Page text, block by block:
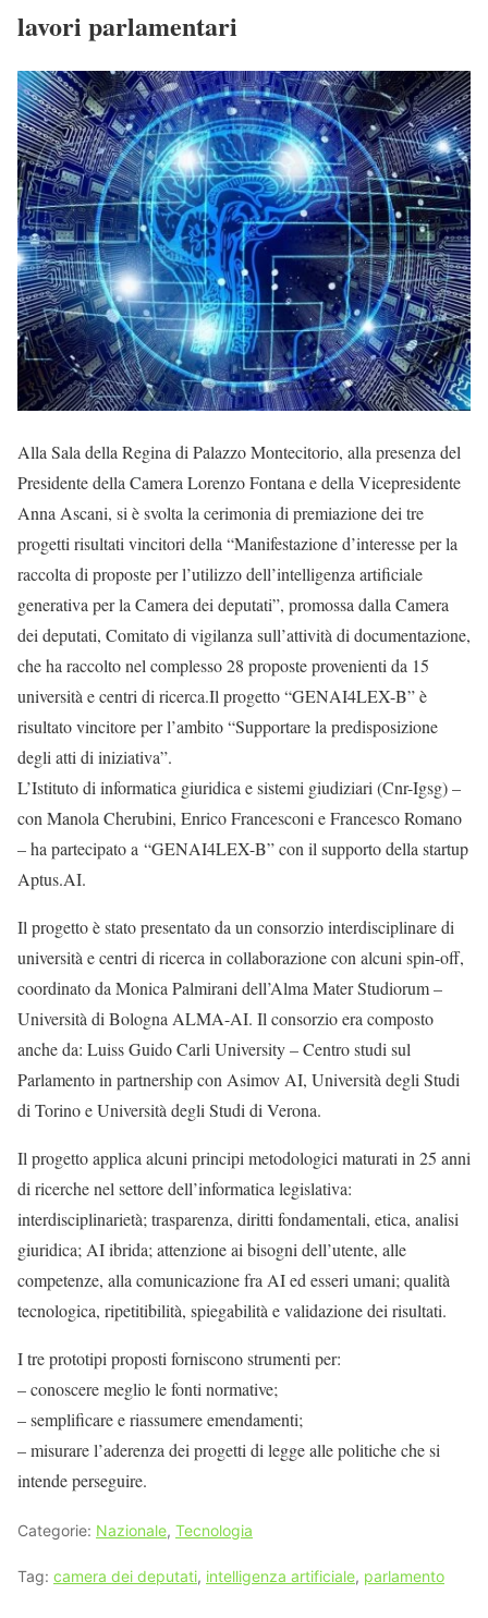
lavori parlamentari
Alla Sala della Regina di Palazzo Montecitorio, alla presenza del
Presidente della Camera Lorenzo Fontana e della Vicepresidente
Anna Ascani, si è svolta la cerimonia di premiazione dei tre
progetti risultati vincitori della “Manifestazione d’interesse per la
raccolta di proposte per l’utilizzo dell’intelligenza artificiale
generativa per la Camera dei deputati”, promossa dalla Camera
dei deputati, Comitato di vigilanza sull’attività di documentazione,
che ha raccolto nel complesso 28 proposte provenienti da 15
università e centri di ricerca.Il progetto “GENAI4LEX-B” è
risultato vincitore per l’ambito “Supportare la predisposizione
degli atti di iniziativa”.
L’Istituto di informatica giuridica e sistemi giudiziari (Cnr-Igsg) –
con Manola Cherubini, Enrico Francesconi e Francesco Romano
– ha partecipato a “GENAI4LEX-B” con il supporto della startup
Aptus.AI.
Il progetto è stato presentato da un consorzio interdisciplinare di
università e centri di ricerca in collaborazione con alcuni spin-off,
coordinato da Monica Palmirani dell’Alma Mater Studiorum –
Università di Bologna ALMA-AI. Il consorzio era composto
anche da: Luiss Guido Carli University – Centro studi sul
Parlamento in partnership con Asimov AI, Università degli Studi
di Torino e Università degli Studi di Verona.
Il progetto applica alcuni principi metodologici maturati in 25 anni
di ricerche nel settore dell’informatica legislativa:
interdisciplinarietà; trasparenza, diritti fondamentali, etica, analisi
giuridica; AI ibrida; attenzione ai bisogni dell’utente, alle
competenze, alla comunicazione fra AI ed esseri umani; qualità
tecnologica, ripetitibilità, spiegabilità e validazione dei risultati.
I tre prototipi proposti forniscono strumenti per:
– conoscere meglio le fonti normative;
– semplificare e riassumere emendamenti;
– misurare l’aderenza dei progetti di legge alle politiche che si
intende perseguire.
Categorie: Nazionale, Tecnologia
Tag: camera dei deputati, intelligenza artificiale, parlamento